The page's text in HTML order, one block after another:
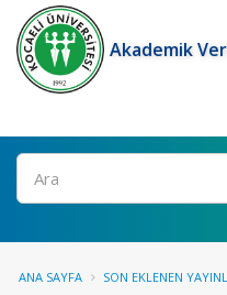
Akademik
Ara
ANA SAYFA SON EKLENEN